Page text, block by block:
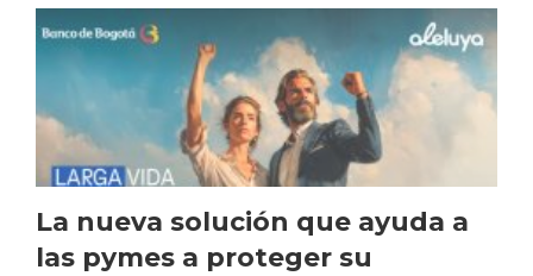
La nueva solución que ayuda a
las pymes a proteger su